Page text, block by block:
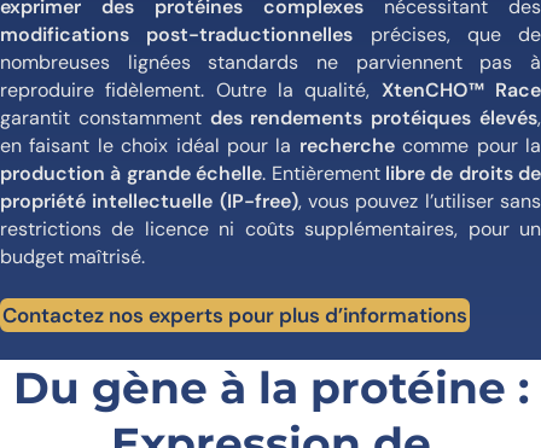
exprimer des protéines complexes nécessitant des
modifications post-traductionnelles précises, que de
nombreuses lignées standards ne parviennent pas à
reproduire fidèlement. Outre la qualité, XtenCHO™ Race
garantit constamment des rendements protéiques élevés,
en faisant le choix idéal pour la recherchecomme pour la
production à grande échelle. Entièrement libre de droits de
propriété intellectuelle (IP-free), vous pouvez l’utiliser sans
restrictions de licence ni coûts supplémentaires, pour un
budget maîtrisé.
Contactez nos experts pour plus d’informations
Du gène à la protéine :